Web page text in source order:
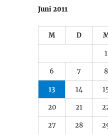
Juni 2011
M D
1
6 7 8
13 14
20 21
27 28